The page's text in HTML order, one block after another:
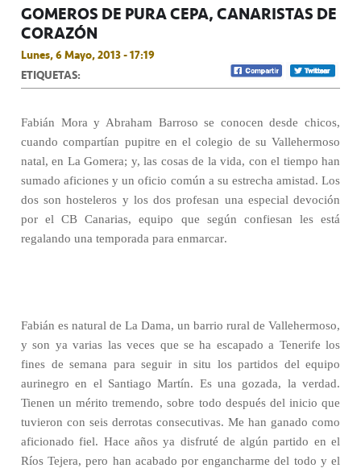
GOMEROS DE PURA CEPA, CANARISTAS DE
CORAZÓN
Lunes, 6 Mayo, 2013 - 17:19
ETIQUETAS:
Fabián Mora y Abraham Barroso se conocen desde chicos,
cuando compartían pupitre en el colegio de su Vallehermoso
natal, en La Gomera; y, las cosas de la vida, con el tiempo han
sumado aficiones y un oficio común a su estrecha amistad. Los
dos son hosteleros y los dos profesan una especial devoción
por el CB Canarias, equipo que según confiesan les está
regalando una temporada para enmarcar.
Fabián es natural de La Dama, un barrio rural de Vallehermoso,
y son ya varias las veces que se ha escapado a Tenerife los
fines de semana para seguir in situ los partidos del equipo
aurinegro en el Santiago Martín. Es una gozada, la verdad.
Tienen un mérito tremendo, sobre todo después del inicio que
tuvieron con seis derrotas consecutivas. Me han ganado como
aficionado fiel. Hace años ya disfruté de algún partido en el
Ríos Tejera, pero han acabado por engancharme del todo y el